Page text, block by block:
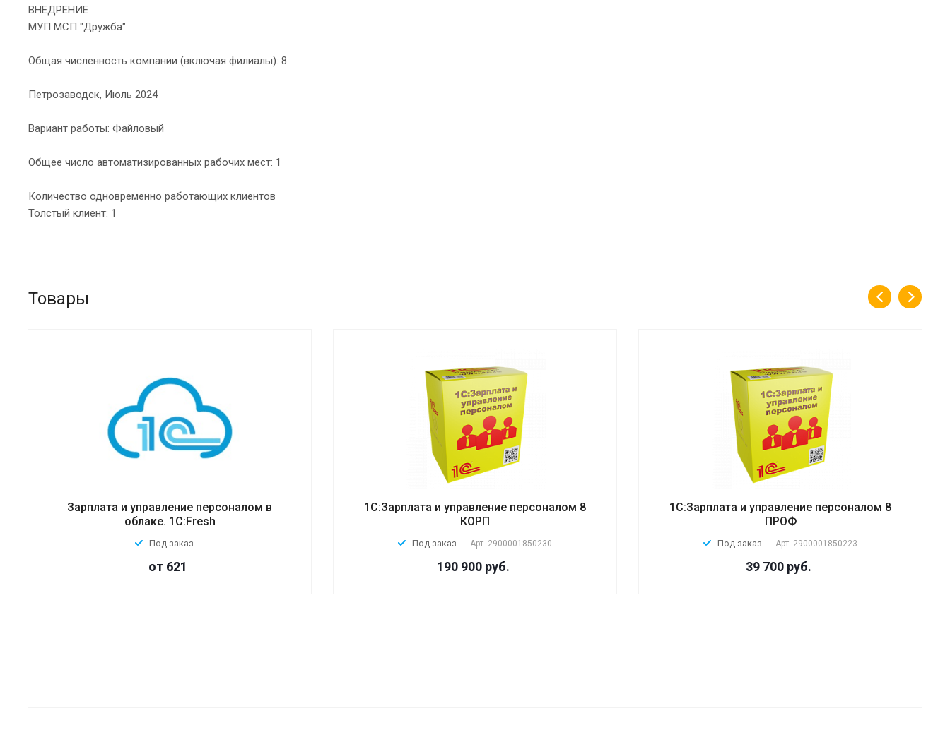
ВНЕДРЕНИЕ
МУП МСП "Дружба"
Общая численность компании (включая филиалы): 8
Петрозаводск, Июль 2024
Вариант работы: Файловый
Общее число автоматизированных рабочих мест: 1
Количество одновременно работающих клиентов
Толстый клиент: 1
Товары
Зарплата и управление персоналом в
облаке. 1С:Fresh
Под заказ
от 621
1С:Зарплата и управление персоналом 8
КОРП
Под заказ Арт. 2900001850230
190 900 руб.
1С:Зарплата и управление персоналом 8
ПРОФ
Под заказ Арт. 2900001850223
39 700 руб.